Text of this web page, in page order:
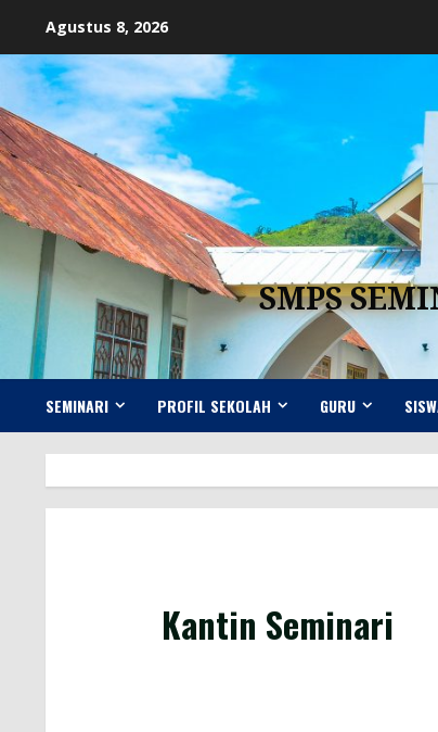
content
Agustus 8, 2026
SMPS
SEMINARI PROFIL SEKOLAH GURU
Kantin Seminari